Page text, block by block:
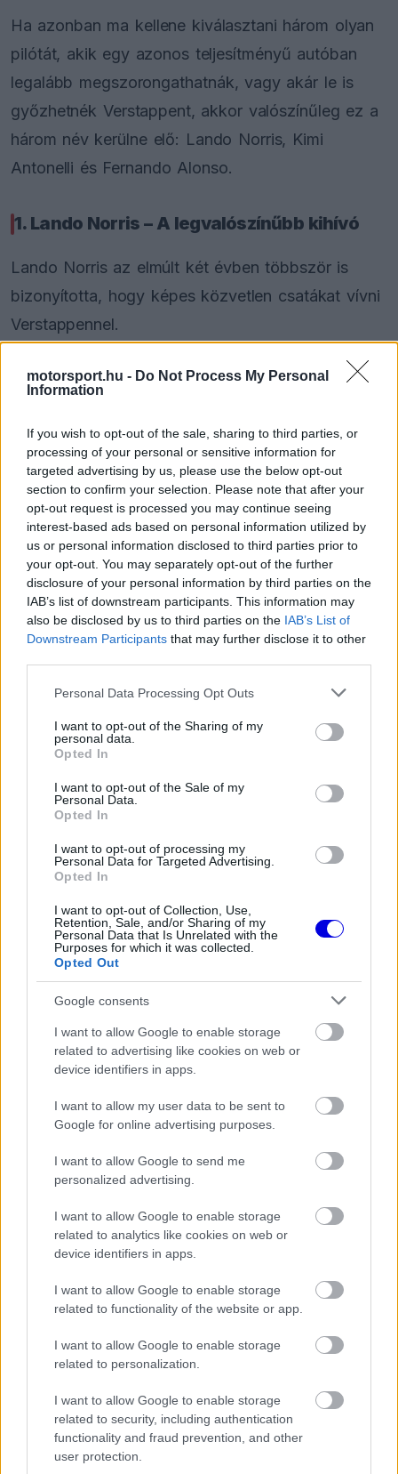
motorsport.hu - Do Not Process My Personal
Information
If you wish to opt-out of the sale, sharing to third parties, or
processing of your personal or sensitive information for
targeted advertising by us, please use the below opt-out
section to confirm your selection. Please note that after your
opt-out request is processed you may continue seeing
interest-based ads based on personal information utilized by
us or personal information disclosed to third parties prior to
your opt-out. You may separately opt-out of the further
disclosure of your personal information by third parties on the
IAB’s list of downstream participants. This information may
also be disclosed by us to third parties on the IAB’s List of
Downstream Participants that may further disclose it to other
Please note that this website/app uses one or more Google
not limited to your visit or usage behaviour. You may click to
grant or deny consent to Google and its third-party tags to
use your data for below specified purposes in below Google
consent section.
Personal Data Processing Opt Outs
I want to opt-out of the Sharing of my
personal data.
Opted In
I want to opt-out of the Sale of my
Personal Data.
Opted In
I want to opt-out of processing my
Personal Data for Targeted Advertising.
Opted In
I want to opt-out of Collection, Use,
Retention, Sale, and/or Sharing of my
Personal Data that Is Unrelated with the
Purposes for which it was collected.
Opted Out
Google consents
I want to allow Google to enable storage
related to advertising like cookies on web or
device identifiers in apps.
I want to allow my user data to be sent to
Google for online advertising purposes.
I want to allow Google to send me
personalized advertising.
I want to allow Google to enable storage
related to analytics like cookies on web or
device identifiers in apps.
I want to allow Google to enable storage
related to functionality of the website or app.
I want to allow Google to enable storage
related to personalization.
I want to allow Google to enable storage
related to security, including authentication
functionality and fraud prevention, and other
user protection.
Ha azonban ma kellene kiválasztani három olyan
pilótát, akik egy azonos teljesítményű autóban
legalább megszorongathatnák, vagy akár le is
győzhetnék Verstappent, akkor valószínűleg ez a
három név kerülne elő: Lando Norris, Kimi
Antonelli és Fernando Alonso.
1. Lando Norris – A legvalószínűbb kihívó
Lando Norris az elmúlt két évben többször is
bizonyította, hogy képes közvetlen csatákat vívni
Verstappennel.
Mellette szól
legerősebb versenyzője.
Az időmérőkön rendszeresen képes Verstappen
szintjén teljesíteni.
A gumik kezelésében és a versenytempóban is
hatalmasat fejlődött.
Már nem az a pilóta, aki néhány éve még túl
sok hibát követett el a nyomás alatt.
A kerék a kerék elleni csatákban Verstappen
továbbra is gyakran fölé kerekedik.
Több alkalommal láttuk, hogy a döntő
Mentálisan még nem bizonyította, hogy egy
hollandot.
Norris jelenleg talán az egyetlen versenyző, akire
senki sem nézne furcsán, ha azt mondaná:
egyforma autóval világbajnoki párharcban is
veszélyes lenne Verstappenre.
2. Kimi Antonelli – A generáció következő
csodagyereke
Kimi Antonelli neve elsőre merész választásnak
rendkívüli. AMercedestehetsége már most
miközben a bajnoki tabella élmezőnyében
szerepel.
Mellette szól
Nyers sebessége kivételes.
Rendkívül gyorsan tanul.
Fiatal kora ellenére nem ijed meg a nyomástól.
Sok szakértő szerint az első olyan
szupertehetség Verstappen óta, aki hasonló